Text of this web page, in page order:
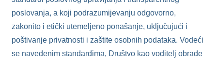
poslovanja, a koji podrazumijevanju odgovorno,
zakonito i etički utemeljeno ponašanje, uključujući i
poštivanje privatnosti i zaštite osobnih podataka. Vodeći
se navedenim standardima, Društvo kao voditelj obrade